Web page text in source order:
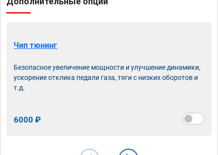
Чип тюнинг
Безопасное увеличение мощности и улучшение динамики,
ускорение отклика педали газа, тяги с низких оборотов и
т.д.
6000 ₽